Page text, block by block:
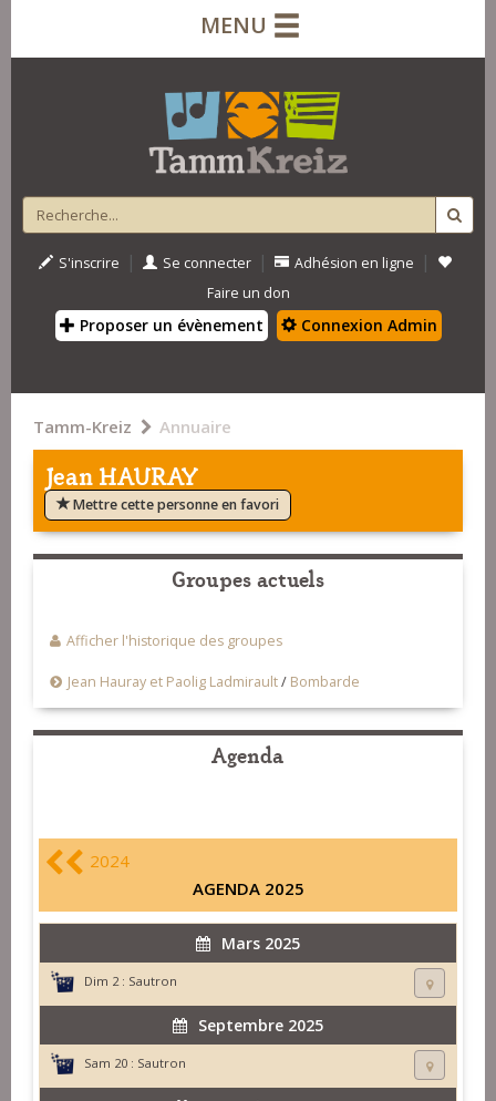
MENU
S'inscrire | Se connecter | Adhésion en ligne |
Faire un don
Proposer un évènement Connexion Admin
Tamm-Kreiz Annuaire
Jean HAURAY
Mettre cette personne en favori
Groupes actuels
Afficher l'historique des groupes
Jean Hauray et Paolig Ladmirault/ Bombarde
Agenda
2024
AGENDA 2025
Mars 2025
Dim 2 : Sautron
Septembre 2025
Sam 20 : Sautron